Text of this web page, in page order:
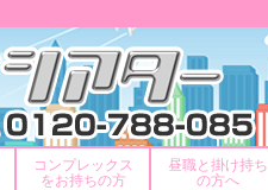
コンプレックス
をお持ちの方
昼職と掛け持ち
の方へ